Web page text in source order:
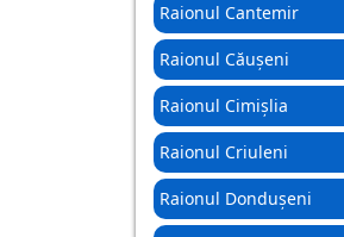
Raionul Cantemir
Raionul Căușeni
Raionul Cimișlia
Raionul Criuleni
Raionul Dondușeni